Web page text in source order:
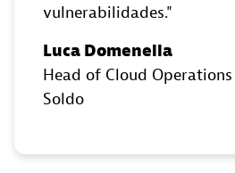
vulnerabilidades.
Luca Domenella
Head of Cloud
Soldo